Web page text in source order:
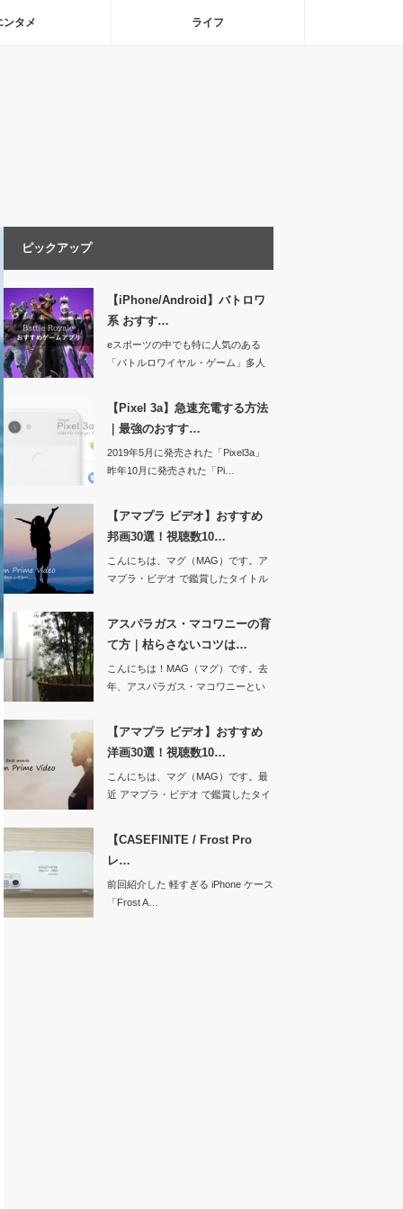
ンタメ ライフ
ピックアップ
【iPhone/Android】バトロワ
系 おすす…
eスポーツの中でも特に人気のある
「バトルロワイヤル・ゲーム」多人
【Pixel 3a】急速充電する方法
｜最強のおすす…
2019年5月に発売された「Pixel3a」
昨年10月に発売された「Pi…
【アマプラ ビデオ】おすすめ
邦画30選！視聴数10…
こんにちは、マグ（MAG）です。ア
マプラ・ビデオ で鑑賞したタイトル
アスパラガス・マコワニーの育
て方｜枯らさないコツは…
こんにちは！MAG（マグ）です。去
年、アスパラガス・マコワニーとい
【アマプラ ビデオ】おすすめ
洋画30選！視聴数10…
こんにちは、マグ（MAG）です。最
近 アマプラ・ビデオ で鑑賞したタイ
【CASEFINITE / Frost Pro
レ…
前回紹介した 軽すぎる iPhone ケース
「Frost A…